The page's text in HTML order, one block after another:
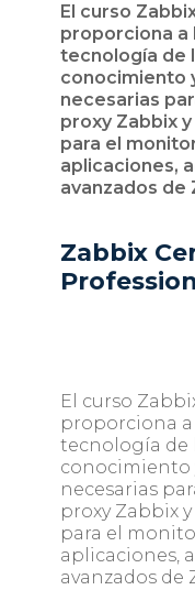
El curso
proporciona a
tecnología de
conocimiento
necesarias
proxy Zabbix
para el
aplicaciones,
avanzados de
Zabbix
El curso
proporciona
tecnología de
conocimiento
necesarias
proxy Zabbix
para el
aplicaciones,
avanzados de